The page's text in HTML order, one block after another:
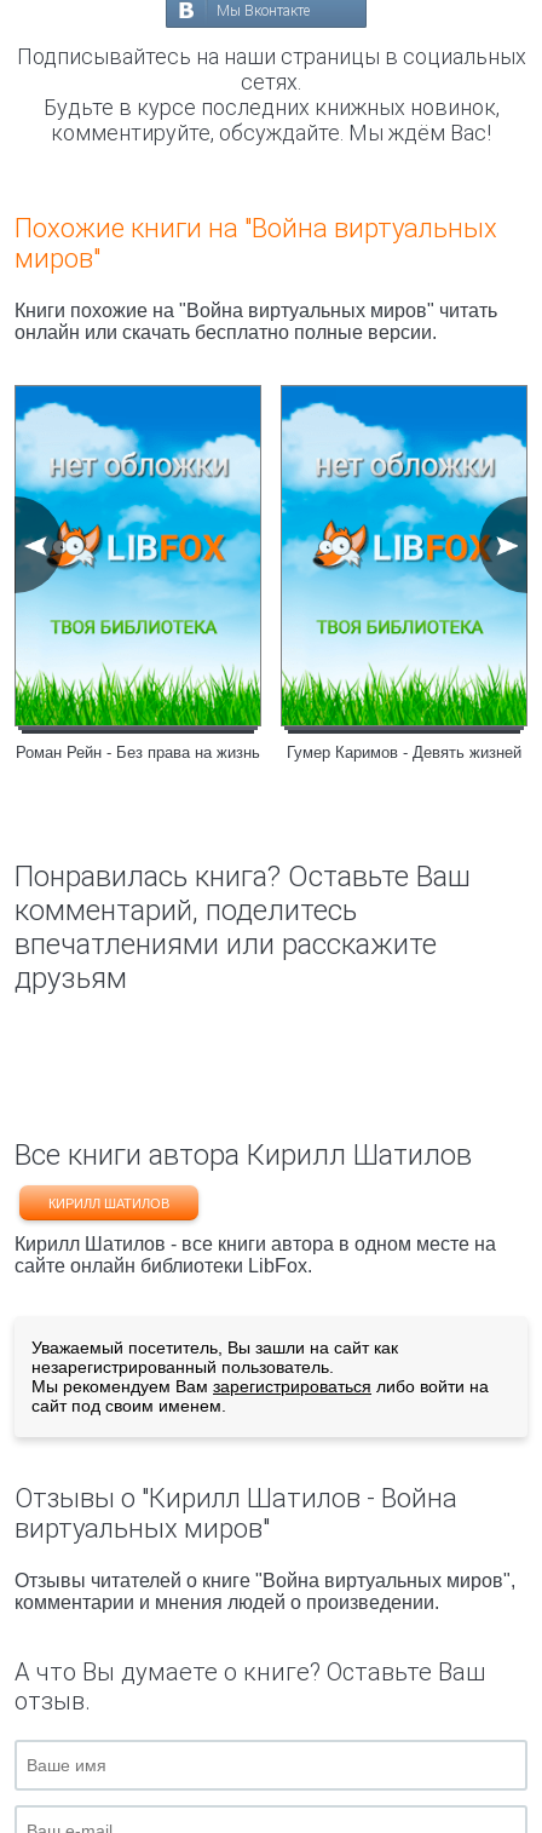
Мы Вконтакте
Подписывайтесь на наши страницы в социальных
сетях.
Будьте в курсе последних книжных новинок,
комментируйте, обсуждайте. Мы ждём Вас!
Похожие книги на "Война виртуальных
миров"
Книги похожие на "Война виртуальных миров" читать
онлайн или скачать бесплатно полные версии.
Роман Рейн - Без права на жизнь Гумер Каримов - Девять жизней
Понравилась книга? Оставьте Ваш
комментарий, поделитесь
впечатлениями или расскажите
друзьям
Все книги автора Кирилл Шатилов
КИРИЛЛ ШАТИЛОВ
Кирилл Шатилов - все книги автора в одном месте на
сайте онлайн библиотеки LibFox.
Уважаемый посетитель, Вы зашли на сайт как
незарегистрированный пользователь.
Мы рекомендуем Вам зарегистрироваться либо войти на
сайт под своим именем.
Отзывы о "Кирилл Шатилов - Война
виртуальных миров"
Отзывы читателей о книге "Война виртуальных миров",
комментарии и мнения людей о произведении.
А что Вы думаете о книге? Оставьте Ваш
отзыв.